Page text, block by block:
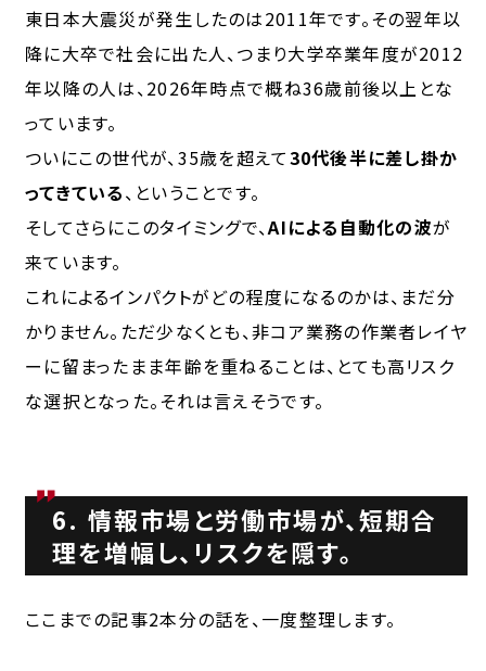
東日本大震災が発生したのは2011年です。その翌年以
降に大卒で社会に出た人、つまり大学卒業年度が2012
年以降の人は、2026年時点で概ね36歳前後以上とな
っています。
ついにこの世代が、35歳を超えて30代後半に差し掛か
ってきている、ということです。
そしてさらにこのタイミングで、AIによる自動化の波が
来ています。
これによるインパクトがどの程度になるのかは、まだ分
かりません。ただ少なくとも、非コア業務の作業者レイヤ
ーに留まったまま年齢を重ねることは、とても高リスク
な選択となった。それは言えそうです。
6. 情報市場と労働市場が、短期合
理を増幅し、リスクを隠す。
ここまでの記事2本分の話を、一度整理します。